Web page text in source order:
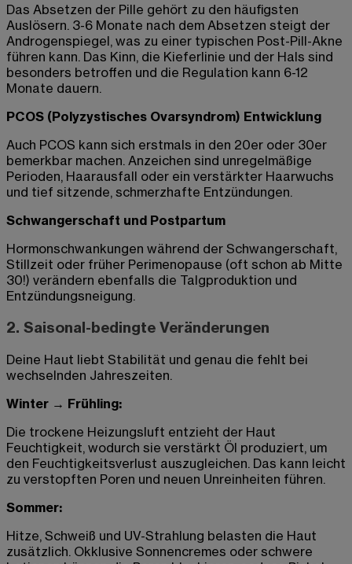
Das Absetzen der Pille gehört zu den häufigsten
Auslösern. 3-6 Monate nach dem Absetzen steigt der
Androgenspiegel, was zu einer typischen Post-Pill-Akne
führen kann. Das Kinn, die Kieferlinie und der Hals sind
besonders betroffen und die Regulation kann 6-12
Monate dauern.
PCOS (Polyzystisches Ovarsyndrom) Entwicklung
Auch PCOS kann sich erstmals in den 20er oder 30er
bemerkbar machen. Anzeichen sind unregelmäßige
Perioden, Haarausfall oder ein verstärkter Haarwuchs
und tief sitzende, schmerzhafte Entzündungen.
Schwangerschaft und Postpartum
Hormonschwankungen während der Schwangerschaft,
Stillzeit oder früher Perimenopause (oft schon ab Mitte
30!) verändern ebenfalls die Talgproduktion und
Entzündungsneigung.
2. Saisonal-bedingte Veränderungen
Deine Haut liebt Stabilität und genau die fehlt bei
wechselnden Jahreszeiten.
Winter → Frühling:
Die trockene Heizungsluft entzieht der Haut
Feuchtigkeit, wodurch sie verstärkt Öl produziert, um
den Feuchtigkeitsverlust auszugleichen. Das kann leicht
zu verstopften Poren und neuen Unreinheiten führen.
Sommer:
Hitze, Schweiß und UV-Strahlung belasten die Haut
zusätzlich. Okklusive Sonnencremes oder schwere